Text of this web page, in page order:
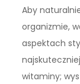
Aby
organizmie,
aspektach
witaminy;